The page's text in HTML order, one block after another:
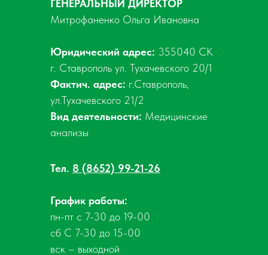
ГЕНЕРАЛЬНЫЙ ДИРЕКТОР
Митрофаненко Ольга Ивановна
Юридический адрес: 355040 СК
г. Ставрополь ул. Тухачевского 20/1
Фактич. адрес: г.Ставрополь,
ул.Тухачевского 21/2
Вид деятельности: Медицинские
анализы
Тел. 8 (8652) 99-21-26
График работы:
пн-пт с 7-30 до 19-00
сб С 7-30 до 15-00
вск – выходной